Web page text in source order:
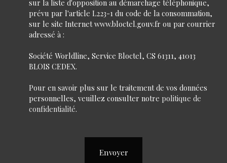
sur la liste d'opposition au démarchage téléphonique,
prévu par l'article L223-1 du code de la consommation,
sur le site Internet www.bloctel.gouv.fr ou par courrier
adressé à :
Société Worldline, Service Bloctel, CS 61311, 41013
BLOIS CEDEX.
Pour en savoir plus sur le traitement de vos données
personnelles, veuillez consulter notre politique de
confidentialité.
Envoyer